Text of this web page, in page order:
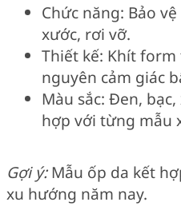
Chức năng: Bảo
xước, rơi vỡ.
Thiết kế: Khít
nguyên cảm giác
Màu sắc: Đen,
hợp với từng mẫu
Gợi ý:Mẫu ốp da kết
xu hướng năm nay.